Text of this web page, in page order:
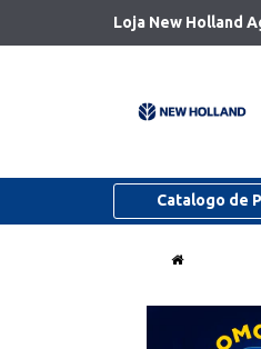
Loja New Holland
Catalogo de